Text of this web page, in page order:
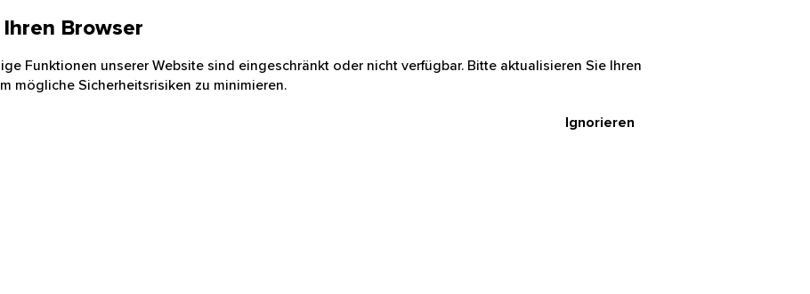
Browser
Funktionen unserer Website sind eingeschränkt oder nicht verfügbar. Bitte aktualisieren Sie Ihren
mögliche Sicherheitsrisiken zu minimieren.
Ignorieren